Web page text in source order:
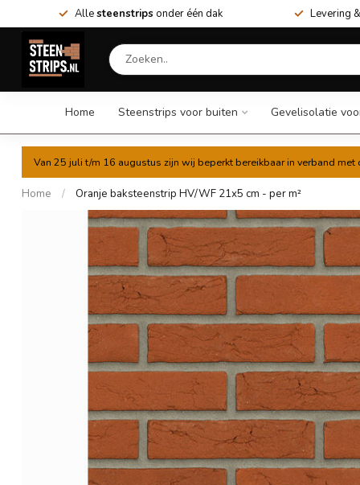
Allesteenstrips onder één dak Levering
Home Steenstrips voor buiten Gevelisolatie
Van 25 juli t/m 16 augustus zijn wij beperkt bereikbaar in verband
Home / Oranje baksteenstrip HV/WF 21x5 cm - per m²